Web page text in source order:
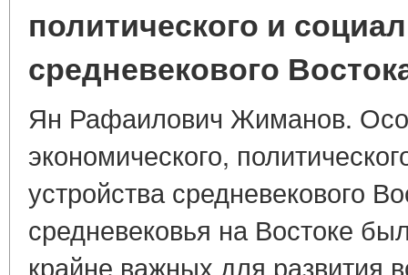
политического и
средневекового
Ян Рафаилович Жиманов.
экономического,
устройства средневекового
средневековья на Востоке
крайне важных для развития